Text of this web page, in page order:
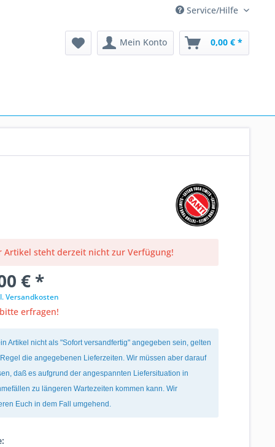
Service/Hilfe
Mein Konto 0,00 € *
Artikel steht derzeit nicht zur Verfügung!
€ *
Versandkosten
erfragen!
Artikel nicht als "Sofort versandfertig" angegeben sein, gelten
die angegebenen Lieferzeiten. Wir müssen aber darauf
daß es aufgrund der angespannten Liefersituation in
zu längeren Wartezeiten kommen kann. Wir
Euch in dem Fall umgehend.